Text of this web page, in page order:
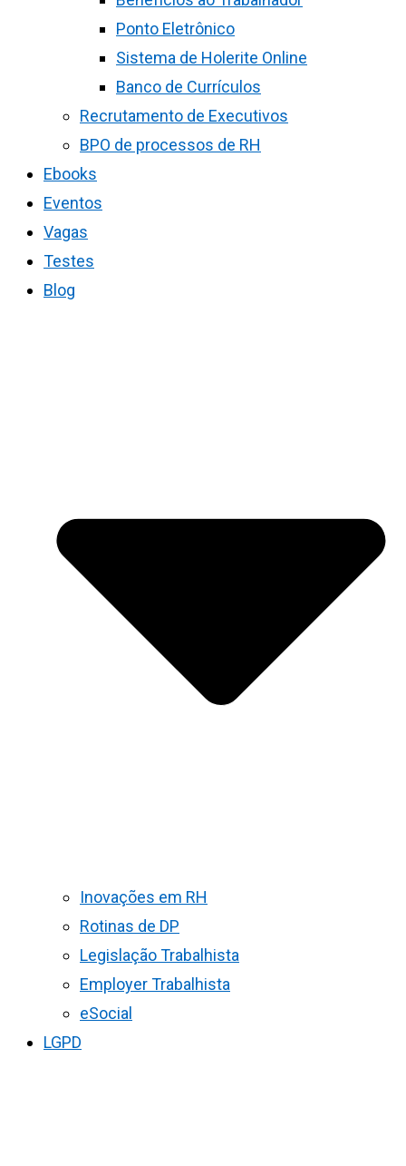
Ponto Eletrônico
Sistema de Holerite Online
Banco de Currículos
Recrutamento de Executivos
BPO de processos de RH
Ebooks
Eventos
Vagas
Testes
Blog
Inovações em RH
Rotinas de DP
Legislação Trabalhista
Employer Trabalhista
eSocial
LGPD